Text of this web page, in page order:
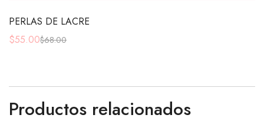
PERLAS DE LACRE
$68.00
$55.00
Productos relacionados